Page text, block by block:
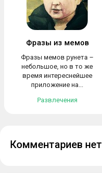
Фразы из мемов
Фразы мемов рунета –
небольшое, но в то же
время интереснейшее
приложение на...
Развлечения
Комментариев нет